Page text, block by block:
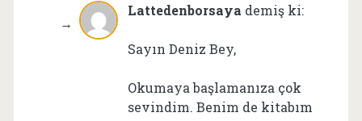
Lattedenborsaya demiş ki:
Sayın Deniz Bey,
Okumaya başlamanıza çok
sevindim. Benim de kitabım